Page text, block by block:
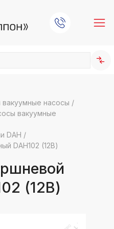
насосы /
вакуумные
DAH /
DAH102 (12В)
(12В)